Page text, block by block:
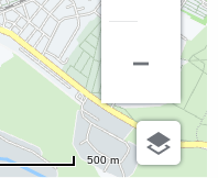
500 m